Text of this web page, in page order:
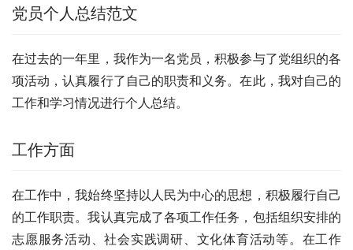
党员个人总结范文
在过去的一年里，我作为一名党员，积极参与了党组织的各
项活动，认真履行了自己的职责和义务。在此，我对自己的
工作和学习情况进行个人总结。
工作方面
在工作中，我始终坚持以人民为中心的思想，积极履行自己
的工作职责。我认真完成了各项工作任务，包括组织安排的
志愿服务活动、社会实践调研、文化体育活动等。在工作